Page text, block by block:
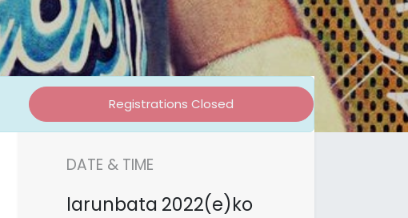
Registrations Closed
DATE & TIME
larunbata 2022(e)ko